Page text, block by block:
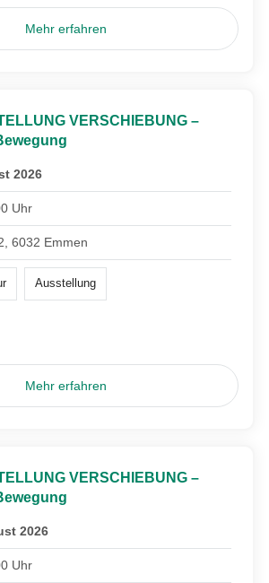
Mehr erfahren
VERSCHIEBUNG –
2026
Uhr
6032 Emmen
Ausstellung
Mehr erfahren
VERSCHIEBUNG –
2026
Uhr